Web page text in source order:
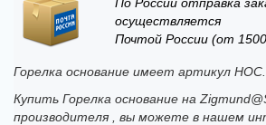
осуществляется
Почтой России (от 1500
Горелка основание имеет артикул
Купить Горелка основание на
производителя , вы можете в нашем